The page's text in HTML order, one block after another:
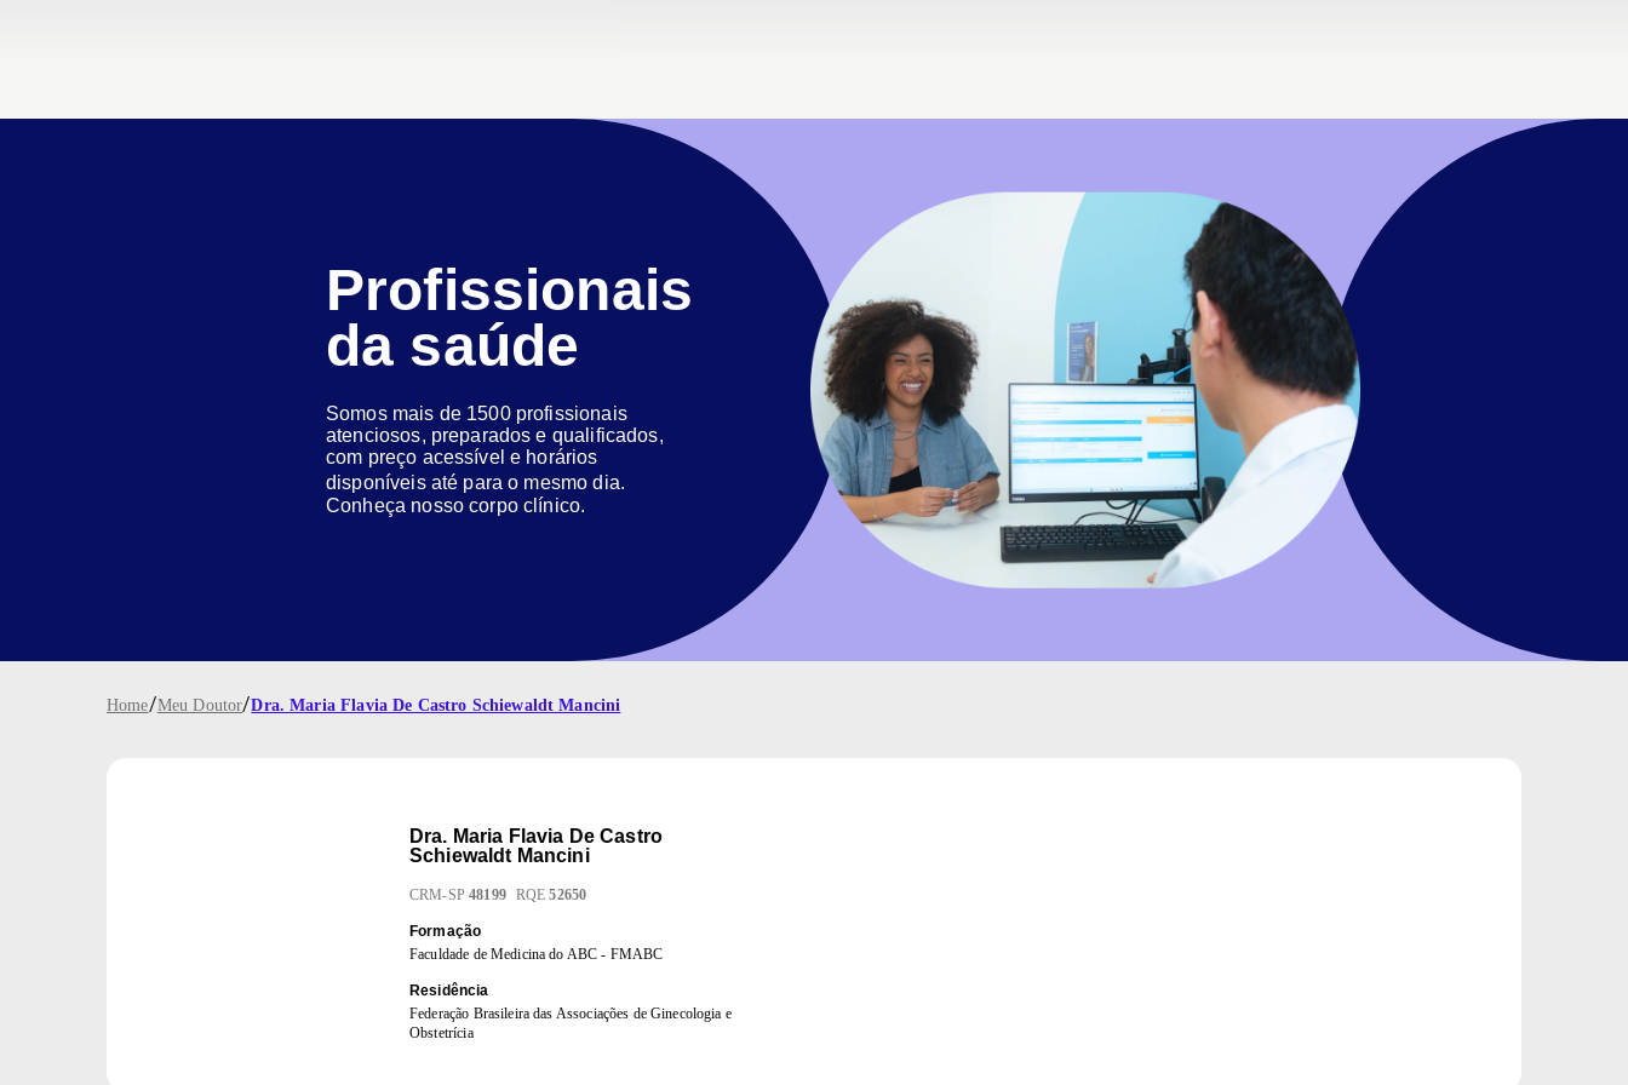
Profissionais
da saúde
Somos mais de 1500 profissionais
atenciosos, preparados e qualificados,
com preço acessível e horários
disponíveis até para o mesmo dia.
Conheça nosso corpo clínico.
Home/Meu Doutor/Dra. Maria Flavia De Castro Schiewaldt Mancini
Dra. Maria Flavia De Castro
Schiewaldt Mancini
CRM-SP 48199 RQE52650
Formação
Faculdade de Medicina do ABC - FMABC
Residência
Federação Brasileira das Associações de Ginecologia e
Obstetrícia